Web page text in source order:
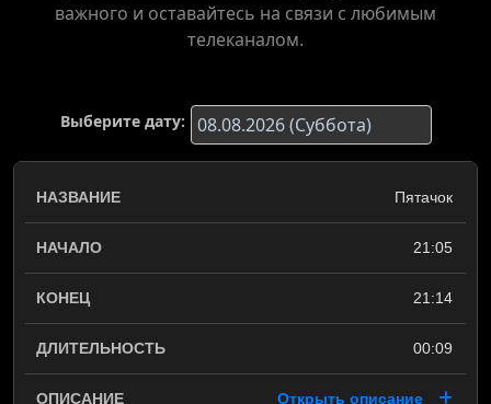
важного и оставайтесь на связи с любимым
телеканалом.
Выберите дату:
Пятачок
21:05
21:14
00:09
Открыть описание